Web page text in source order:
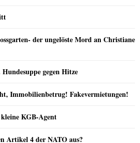
der ungelöste Mord an Christiane
gegen Hitze
Immobilienbetrug! Fakevermietungen!
KGB-Agent
Artikel 4 der NATO aus?